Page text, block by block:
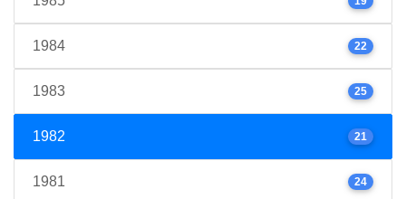
1984 22
1983 25
1982 21
1981 24